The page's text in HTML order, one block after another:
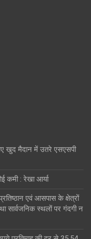
खुद मैदान में उतरे एसएसपी
कमी : रेखा आर्या
एवं आसपास के क्षेत्रों
सार्वजनिक स्थलों पर गंदगी न